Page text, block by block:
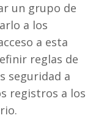
un grupo de
a los
a esta
reglas de
seguridad a
registros a los